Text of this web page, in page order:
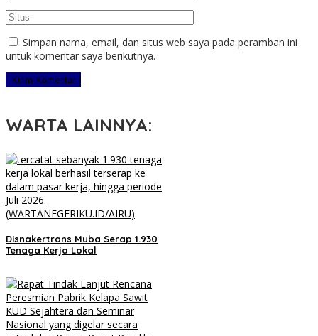
Simpan nama, email, dan situs web saya pada peramban ini
untuk komentar saya berikutnya.
WARTA LAINNYA:
Disnakertrans Muba Serap 1.930
Tenaga Kerja Lokal